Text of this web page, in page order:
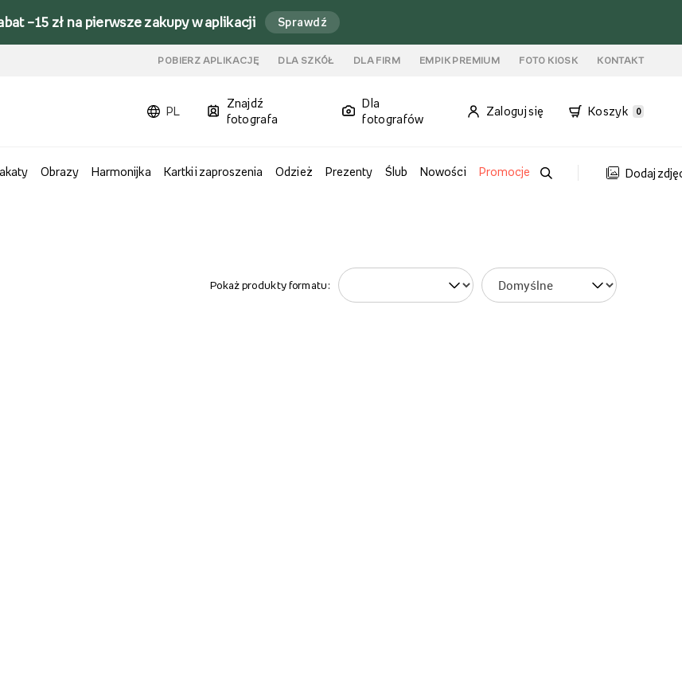
–15 zł na pierwsze zakupy w aplikacji Sprawdź
POBIERZ APLIKACJĘ DLA SZKÓŁ DLA FIRM EMPIK PREMIUM FOTO KIOSK KONTAKT
PL
Znajdź
fotografa
Dla
fotografów
Zaloguj się Koszyk 0
Obrazy Harmonijka Kartki i zaproszenia Odzież Prezenty Ślub Nowości Promocje Dodaj
Pokaż produkty formatu: